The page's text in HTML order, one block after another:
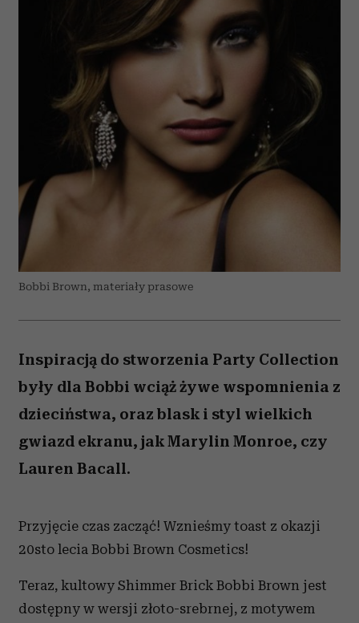
Bobbi Brown, materiały prasowe
Inspiracją do stworzenia Party Collection
były dla Bobbi wciąż żywe wspomnienia z
dzieciństwa, oraz blask i styl wielkich
gwiazd ekranu, jak Marylin Monroe, czy
Lauren Bacall.
Przyjęcie czas zacząć! Wznieśmy toast z okazji
20sto lecia Bobbi Brown Cosmetics!
Teraz, kultowy Shimmer Brick Bobbi Brown jest
dostępny w wersji złoto-srebrnej, z motywem